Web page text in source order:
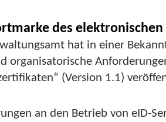
des
hat in einer
organisatorische
(Version 1.1)
an den Betrieb von eID-